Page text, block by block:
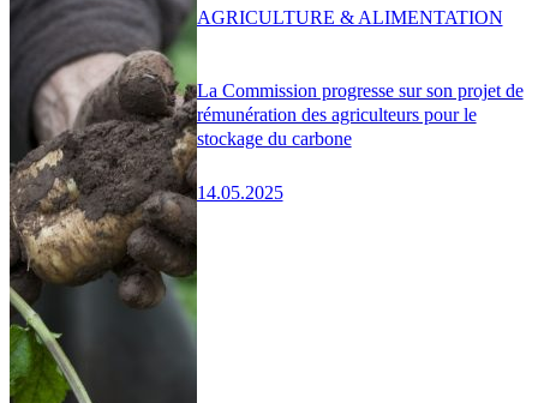
La Commission progresse sur son projet de
rémunération des agriculteurs pour le
stockage du carbone
14.05.2025
AGRICULTURE & ALIMENTATION